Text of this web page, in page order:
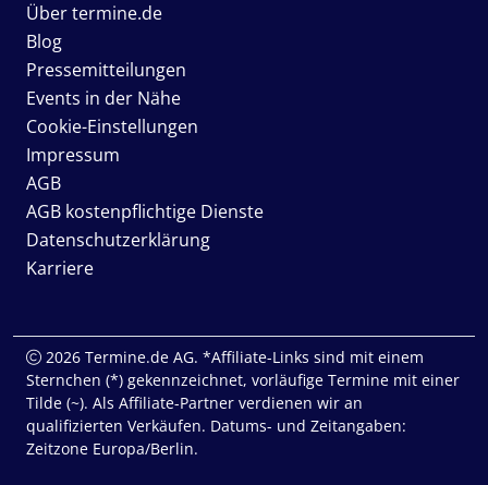
Über termine.de
Blog
Pressemitteilungen
Events in der Nähe
Cookie-Einstellungen
Impressum
AGB
AGB kostenpflichtige Dienste
Datenschutzerklärung
Karriere
2026 Termine.de AG. *Affiliate-Links sind mit einem
Sternchen (*) gekennzeichnet, vorläufige Termine mit einer
Tilde (~). Als Affiliate-Partner verdienen wir an
qualifizierten Verkäufen. Datums- und Zeitangaben:
Zeitzone Europa/Berlin.